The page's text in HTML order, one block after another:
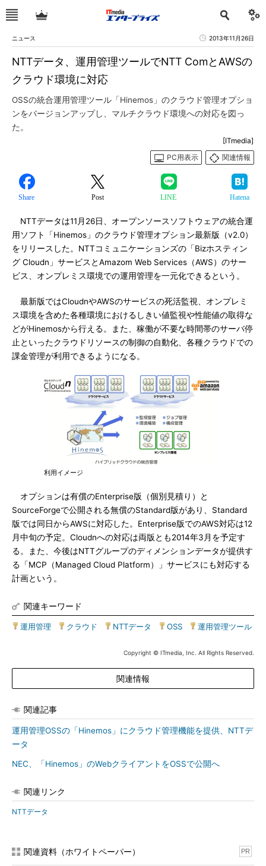
ニュース 2013年11月26日
NTTデータ、運用管理ツールでNTT ComとAWSの
クラウド環境に対応
OSSの統合運用管理ツール「Hinemos」のクラウド管理オプショ
ンをバージョンアップし、マルチクラウド環境への対応を図っ
た。
[ITmedia]
PC用表示
関連情報
Share Post LINE Hatena
NTTデータは11月26日、オープンソースソフトウェアの統合運
用ソフト「Hinemos」のクラウド管理オプション最新版（v2.0）
をリリースした。NTTコミュニケーションズの「Bizホスティン
グ Cloudn」サービスとAmazom Web Services（AWS）のサー
ビス、オンプレミス環境での運用管理を一元化できるという。
最新版ではCloudnやAWSのサービスの死活監視、オンプレミ
ス環境を含めた各種環境におけるしきい値監視や性能値の取得な
どがHinemosから行える。また、稼働が不要な時間帯のサーバ停
止といったクラウドリソースの制御の自動化、各種クラウドでの
課金管理が利用できるようになる。
利用イメージ
オプションは有償のEnterprise版（個別見積り）と
SourceForgeで公開される無償のStandard版があり、Standard
版では同日からAWSに対応した。Enterprise版でのAWS対応は12
月中旬の予定。Cloudnへの対応は両版とも2014年3月を予定す
る。また、今後はNTTグループのディメンションデータが提供す
る「MCP（Managed Cloud Platform）」サービスにも対応する
計画という。
関連キーワード
運用管理 クラウド NTTデータ OSS 運用管理ツール
Copyright © ITmedia, Inc. All Rights Reserved.
関連情報
関連記事
運用管理OSSの「Hinemos」にクラウド管理機能を提供、NTTデ
ータ
NEC、「Hinemos」のWebクライアントをOSSで公開へ
関連リンク
NTTデータ
関連資料（ホワイトペーパー） PR